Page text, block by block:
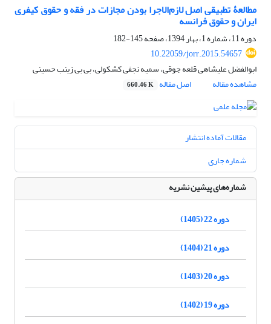
مطالعۀ تطبیقی اصل لازم‌الاجرا بودن مجازات در فقه و حقوق کیفری
ایران و حقوق فرانسه
دوره 11، شماره 1، بهار 1394، صفحه
145-182
10.22059/jorr.2015.54657
ابوالفضل علیشاهی قلعه جوقی، سمیه نجفی کشکولی، بی بی زینب حسینی
مشاهده مقاله
اصل مقاله 660.46 K
مقالات آماده انتشار
شماره جاری
شماره‌های پیشین نشریه
دوره 22 (1405)
دوره 21 (1404)
دوره 20 (1403)
دوره 19 (1402)